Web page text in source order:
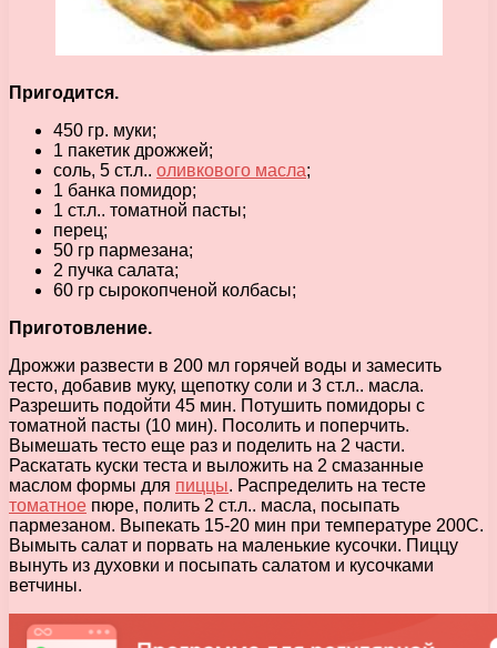
Пригодится.
450 гр. муки;
1 пакетик дрожжей;
соль, 5 ст.л.. оливкового масла;
1 банка помидор;
1 ст.л.. томатной пасты;
перец;
50 гр пармезана;
2 пучка салата;
60 гр сырокопченой колбасы;
Приготовление.
Дрожжи развести в 200 мл горячей воды и замесить
тесто, добавив муку, щепотку соли и 3 ст.л.. масла.
Разрешить подойти 45 мин. Потушить помидоры с
томатной пасты (10 мин). Посолить и поперчить.
Вымешать тесто еще раз и поделить на 2 части.
Раскатать куски теста и выложить на 2 смазанные
маслом формы для пиццы. Распределить на тесте
томатное пюре, полить 2 ст.л.. масла, посыпать
пармезаном. Выпекать 15-20 мин при температуре 200C.
Вымыть салат и порвать на маленькие кусочки. Пиццу
вынуть из духовки и посыпать салатом и кусочками
ветчины.